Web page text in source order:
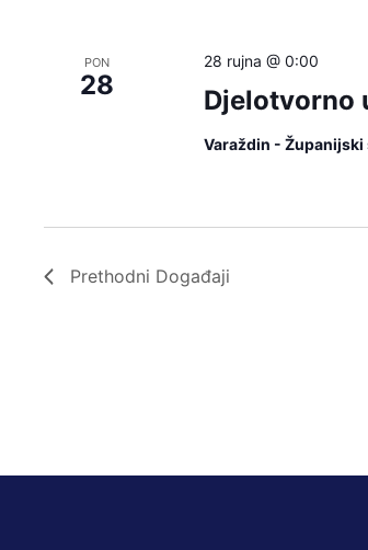
PON
28 Djelotvorno
28 rujna @ 0:00
Varaždin - Županijski
Prethodni Događaji